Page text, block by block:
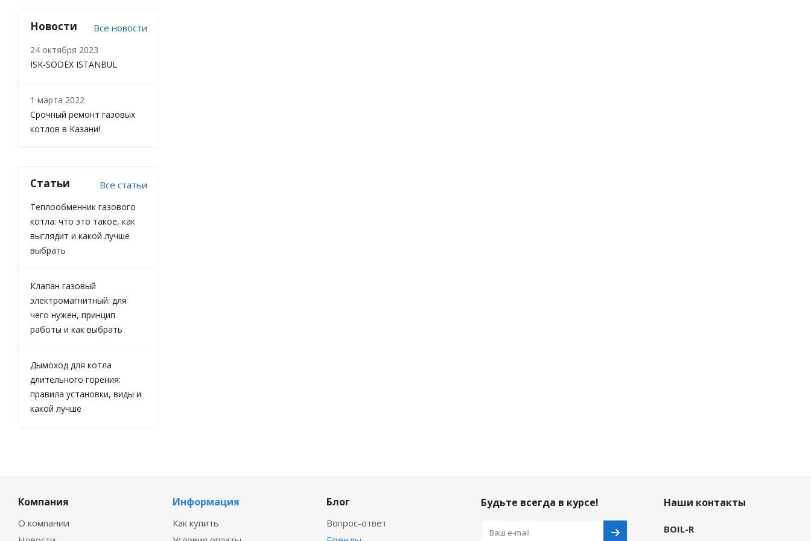
Новости Все новости
24 октября 2023
ISK-SODEX ISTANBUL
1 марта 2022
Срочный ремонт газовых
котлов в Казани!
Статьи Все статьи
Теплообменник газового
котла: что это такое, как
выглядит и какой лучше
выбрать
Клапан газовый
электромагнитный: для
чего нужен, принцип
работы и как выбрать
Дымоход для котла
длительного горения:
правила установки, виды и
какой лучше
Компания
О компании
Информация
Как купить
Блог
Вопрос-ответ
Будьте всегда в курсе! Наши контакты
BOIL-R